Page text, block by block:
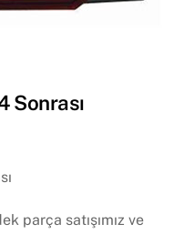
Sonrası
parça satışımız ve